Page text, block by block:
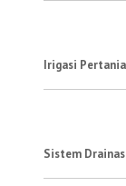
Irigasi
Sistem